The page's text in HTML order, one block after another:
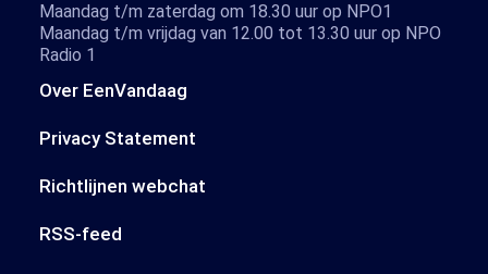
Over EenVandaag
Privacy Statement
Richtlijnen webchat
RSS-feed
Maandag t/m zaterdag om 18.30 uur op NPO1
Maandag t/m vrijdag van 12.00 tot 13.30 uur op NPO
Radio 1